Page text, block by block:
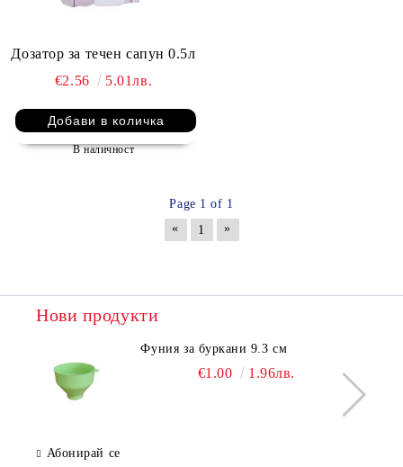
Дозатор за течен сапун 0.5л
€2.56
5.01лв.
В наличност
Page 1 of 1
«
1 »
Нови продукти
Фуния за буркани 9.3 см
€1.00 1.96лв.
Абонирай се